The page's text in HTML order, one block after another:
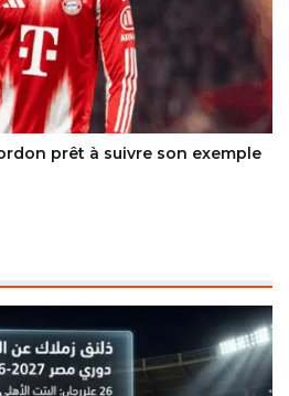
prêt à suivre son exemple